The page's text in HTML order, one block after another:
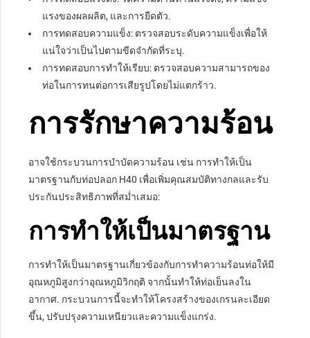
แรงของผลผลิต, และการยืดตัว.
การทดสอบความแข็ง: ตรวจสอบระดับความแข็งเพื่อให้
แน่ใจว่าเป็นไปตามขีดจำกัดที่ระบุ.
การทดสอบการทำให้เรียบ: ตรวจสอบความสามารถของ
ท่อในการทนต่อการเสียรูปโดยไม่แตกร้าว.
การรักษาความร้อน
อาจใช้กระบวนการบำบัดความร้อน เช่น การทำให้เป็น
มาตรฐานกับท่อปลอก H40 เพื่อเพิ่มคุณสมบัติทางกลและรับ
ประกันประสิทธิภาพที่สม่ำเสมอ:
การทำให้เป็นมาตรฐาน
การทำให้เป็นมาตรฐานเกี่ยวข้องกับการทำความร้อนท่อให้มี
อุณหภูมิสูงกว่าอุณหภูมิวิกฤติ จากนั้นทำให้ท่อเย็นลงใน
อากาศ. กระบวนการนี้จะทำให้โครงสร้างของเกรนละเอียด
ขึ้น, ปรับปรุงความเหนียวและความแข็งแกร่ง.